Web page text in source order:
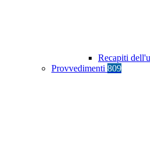
Recapiti
Provvedimenti 809